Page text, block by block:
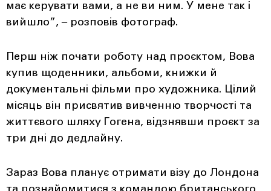
має керувати вами, а не ви ним. У мене так і
вийшло”, ‒ розповів фотограф.
Перш ніж почати роботу над проєктом, Вова
купив щоденники, альбоми, книжки й
документальні фільми про художника. Цілий
місяць він присвятив вивченню творчості та
життєвого шляху Гогена, відзнявши проєкт за
три дні до дедлайну.
Зараз Вова планує отримати візу до Лондона